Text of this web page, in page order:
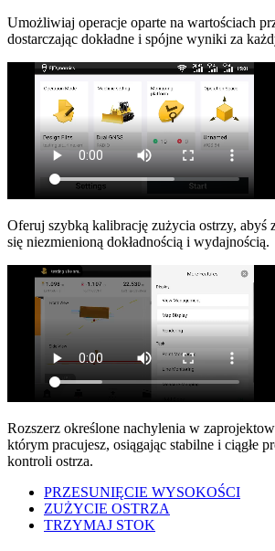
Umożliwiaj operacje oparte na wartościach
dostarczając dokładne i spójne wyniki za
Oferuj szybką kalibrację zużycia ostrzy, abyś
się niezmienioną dokładnością i wydajnością.
Rozszerz określone nachylenia w
którym pracujesz, osiągając stabilne i ciągłe
kontroli ostrza.
PRZESUNIĘCIE WYSOKOŚCI
ZUŻYCIE OSTRZA
TRZYMAJ STOK